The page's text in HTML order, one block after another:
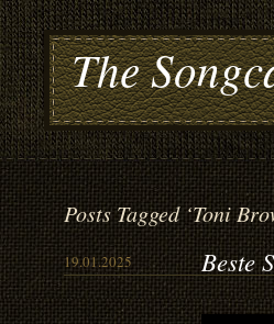
The
Posts Tagged ‘Toni
19.01.2025 Beste